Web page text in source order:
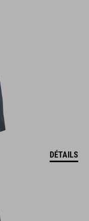
DÉTAILS